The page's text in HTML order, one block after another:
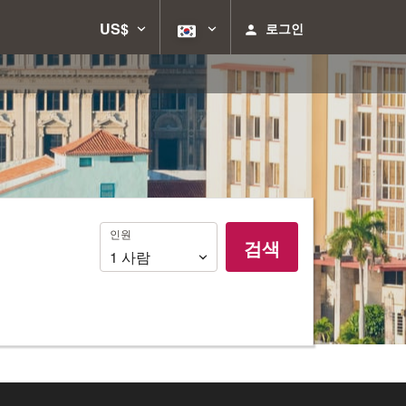
US$ 로그인
인인원
1 사람 검색